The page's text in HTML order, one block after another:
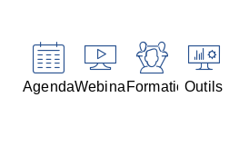
AgendaWebinairesFormationsOutils